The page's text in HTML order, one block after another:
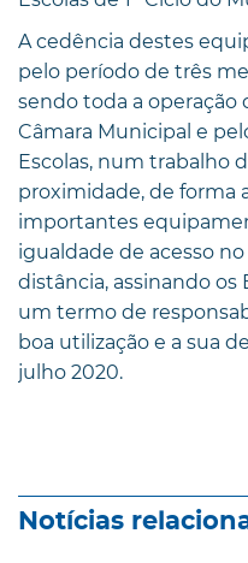
A cedência destes
pelo período de três
sendo toda a operação
Câmara Municipal e
Escolas, num trabalho
proximidade, de forma
importantes
igualdade de acesso
distância, assinando os
um termo de
boa utilização e a sua
julho 2020.
Notícias